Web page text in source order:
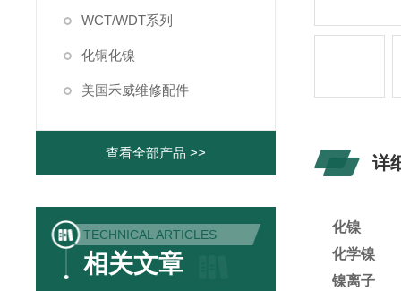
WCT/WDT系列
化铜化镍
美国禾威维修配件
查看全部产品 >>
TECHNICAL ARTICLES
相关文章
详
化镍
化学镍
镍离子